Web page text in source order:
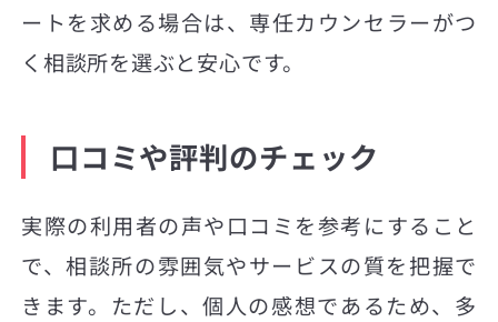
ートを求める場合は、専任カウンセラーがつ
く相談所を選ぶと安心です。
口コミや評判のチェック
実際の利用者の声や口コミを参考にすること
で、相談所の雰囲気やサービスの質を把握で
きます。ただし、個人の感想であるため、多